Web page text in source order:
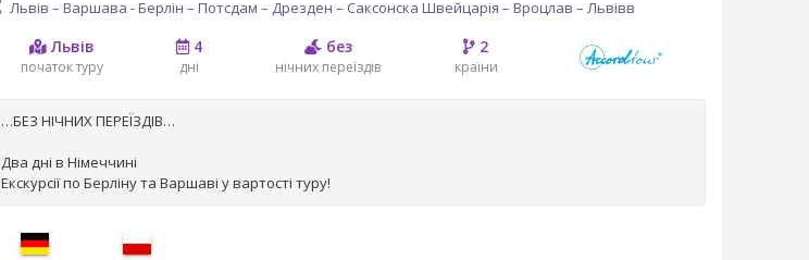
Львів – Варшава - Берлін – Потсдам – Дрезден – Саксонска Швейцарія – Вроцлав – Львівв
Львів
початок туру
4
дні
без
нічних переїздів
2
країни
…БЕЗ НІЧНИХ ПЕРЕЇЗДІВ…
Два дні в Німеччині
Екскурсії по Берліну та Варшаві у вартості туру!